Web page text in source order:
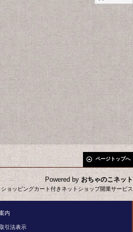
ページトップへ
Powered by おちゃのこネット
ョッピングカート付きネットショップ開業サービス
内
引法表示